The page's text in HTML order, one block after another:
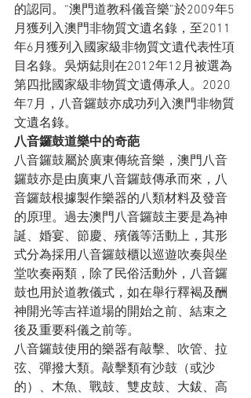
的認同。“澳門道教科儀音樂”於2009年5
月獲列入澳門非物質文遺名錄，至2011
年6月獲列入國家級非物質文遺代表性項
目名錄。吳炳鋕則在2012年12月被選為
第四批國家級非物質文遺傳承人。2020
年7月，八音鑼鼓亦成功列入澳門非物質
文遺名錄。
八音鑼鼓道樂中的奇葩
八音鑼鼓屬於廣東傳統音樂，澳門八音
鑼鼓亦是由廣東八音鑼鼓傳承而來，八
音鑼鼓根據製作樂器的八類材料及發音
的原理。過去澳門八音鑼鼓主要是為神
誕、婚宴、節慶、殯儀等活動上，其形
式分為採用八音鑼鼓櫃以巡遊吹奏與坐
堂吹奏兩類，除了民俗活動外，八音鑼
鼓也用於道教儀式，如在舉行釋褐及酬
神開光等吉祥道場的開始之前、結束之
後及重要科儀之前等。
八音鑼鼓使用的樂器有敲擊、吹管、拉
弦、彈撥大類。敲擊類有沙鼓（或沙
的）、木魚、戰鼓、雙皮鼓、大鈸、高